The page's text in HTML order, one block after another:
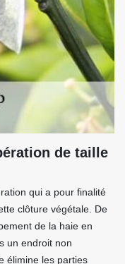
de taille
qui a pour finalité
clôture végétale. De
de la haie en
un endroit non
élimine les parties